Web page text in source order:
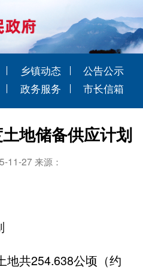
乡镇动态
公告公示
政务服务 市长信箱
地储备供应计划
11-27 来源：
地共254.638公顷（约